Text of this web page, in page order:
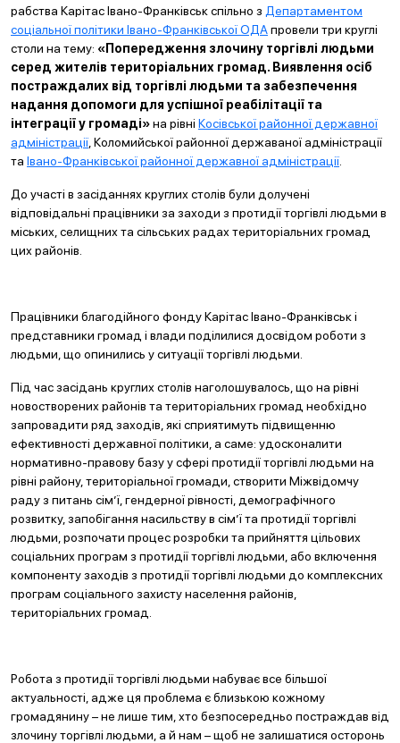
рабства Карітас Івано-Франківськ спільно з Департаментом
соціальної політики Івано-Франківської ОДАпровели три круглі
столи на тему: «Попередження злочину торгівлі людьми
серед жителів територіальних громад. Виявлення осіб
постраждалих від торгівлі людьми та забезпечення
надання допомоги для успішної реабілітації та
інтеграції у громаді»на рівні Косівської районної державної
адміністрації , Коломийської районної державаної адміністрації
та Івано-Франківської районної державної адміністрації
До участі в засіданнях круглих столів були долучені
відповідальні працівники за заходи з протидії торгівлі людьми в
міських, селищних та сільських радах територіальних громад
цих районів.
Працівники благодійного фонду Карітас Івано-Франківськ і
представники громад і влади поділилися досвідом роботи з
людьми, що опинились у ситуації торгівлі людьми.
Під час засідань круглих столів наголошувалось, що на рівні
новостворених районів та територіальних громад необхідно
запровадити ряд заходів, які сприятимуть підвищенню
ефективності державної політики, а саме: удосконалити
нормативно-правову базу у сфері протидії торгівлі людьми на
рівні району, територіальної громади, створити Міжвідомчу
раду з питань сім’ї, гендерної рівності, демографічного
розвитку, запобігання насильству в сім’ї та протидії торгівлі
людьми, розпочати процес розробки та прийняття цільових
соціальних програм з протидії торгівлі людьми, або включення
компоненту заходів з протидії торгівлі людьми до комплексних
програм соціального захисту населення районів,
територіальних громад.
Робота з протидії торгівлі людьми набуває все більшої
актуальності, адже ця проблема є близькою кожному
громадянину – не лише тим, хто безпосередньо постраждав від
злочину торгівлі людьми, а й нам – щоб не залишатися осторонь